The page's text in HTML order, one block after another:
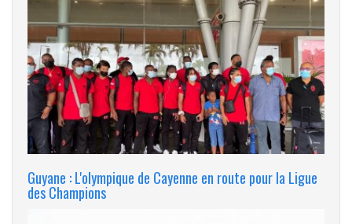
Guyane : L'olympique de Cayenne en route pour la Ligue
des Champions